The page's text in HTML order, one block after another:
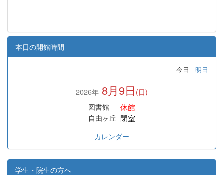
本日の開館時間
今日 明日
2026年 8月9日 (日)
図書館
休館
自由ヶ丘 閉室
カレンダー
学生・院生の方へ